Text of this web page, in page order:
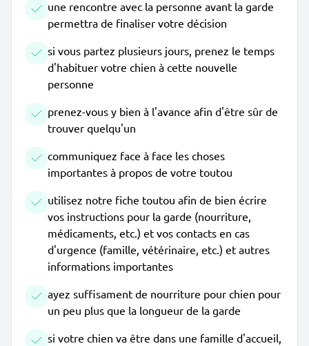
une rencontre avec la personne avant la garde
permettra de finaliser votre décision
si vous partez plusieurs jours, prenez le temps
d'habituer votre chien à cette nouvelle
personne
prenez-vous y bien à l'avance afin d'être sûr de
trouver quelqu'un
communiquez face à face les choses
importantes à propos de votre toutou
utilisez notre fiche toutou afin de bien écrire
vos instructions pour la garde (nourriture,
médicaments, etc.) et vos contacts en cas
d'urgence (famille, vétérinaire, etc.) et autres
informations importantes
ayez suffisament de nourriture pour chien pour
un peu plus que la longueur de la garde
si votre chien va être dans une famille d'accueil,